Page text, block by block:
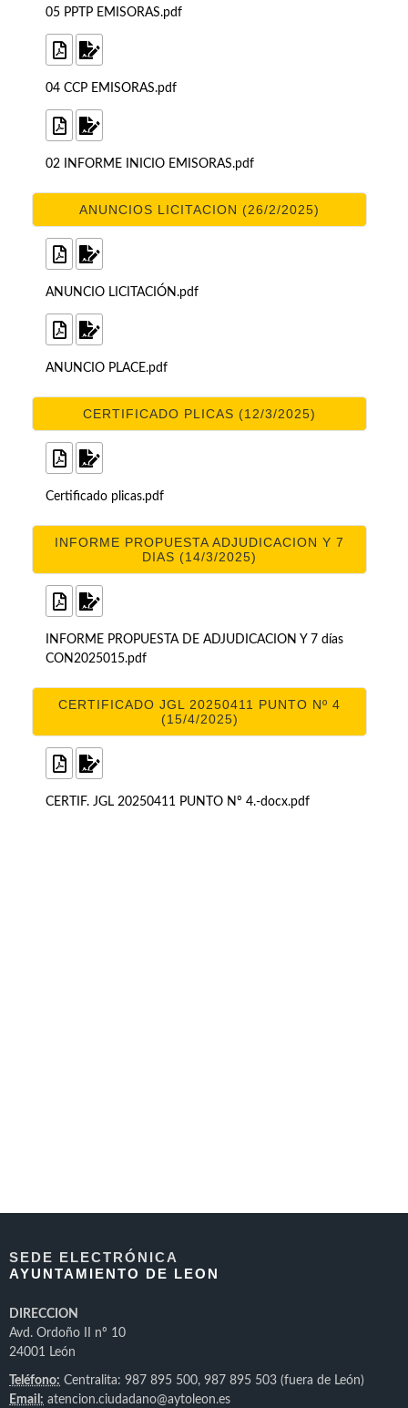
05 PPTP EMISORAS.pdf
04 CCP EMISORAS.pdf
02 INFORME INICIO EMISORAS.pdf
ANUNCIOS LICITACION (26/2/2025)
ANUNCIO LICITACIÓN.pdf
ANUNCIO PLACE.pdf
CERTIFICADO PLICAS (12/3/2025)
Certificado plicas.pdf
INFORME PROPUESTA ADJUDICACION Y 7
DIAS (14/3/2025)
INFORME PROPUESTA DE ADJUDICACION Y 7 días
CON2025015.pdf
CERTIFICADO JGL 20250411 PUNTO Nº 4
(15/4/2025)
CERTIF. JGL 20250411 PUNTO Nº 4.-docx.pdf
SEDE ELECTRÓNICA
AYUNTAMIENTO DE LEON
DIRECCION
Avd. Ordoño II nº 10
24001 León
Teléfono: Centralita: 987 895 500, 987 895 503 (fuera de León)
Email: atencion.ciudadano@aytoleon.es